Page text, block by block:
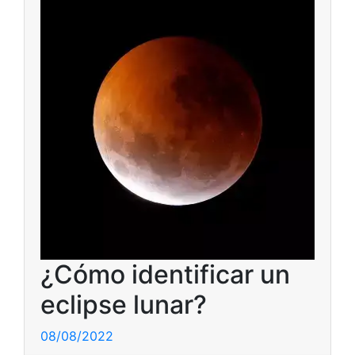
¿Cómo identificar un
eclipse lunar?
08/08/2022